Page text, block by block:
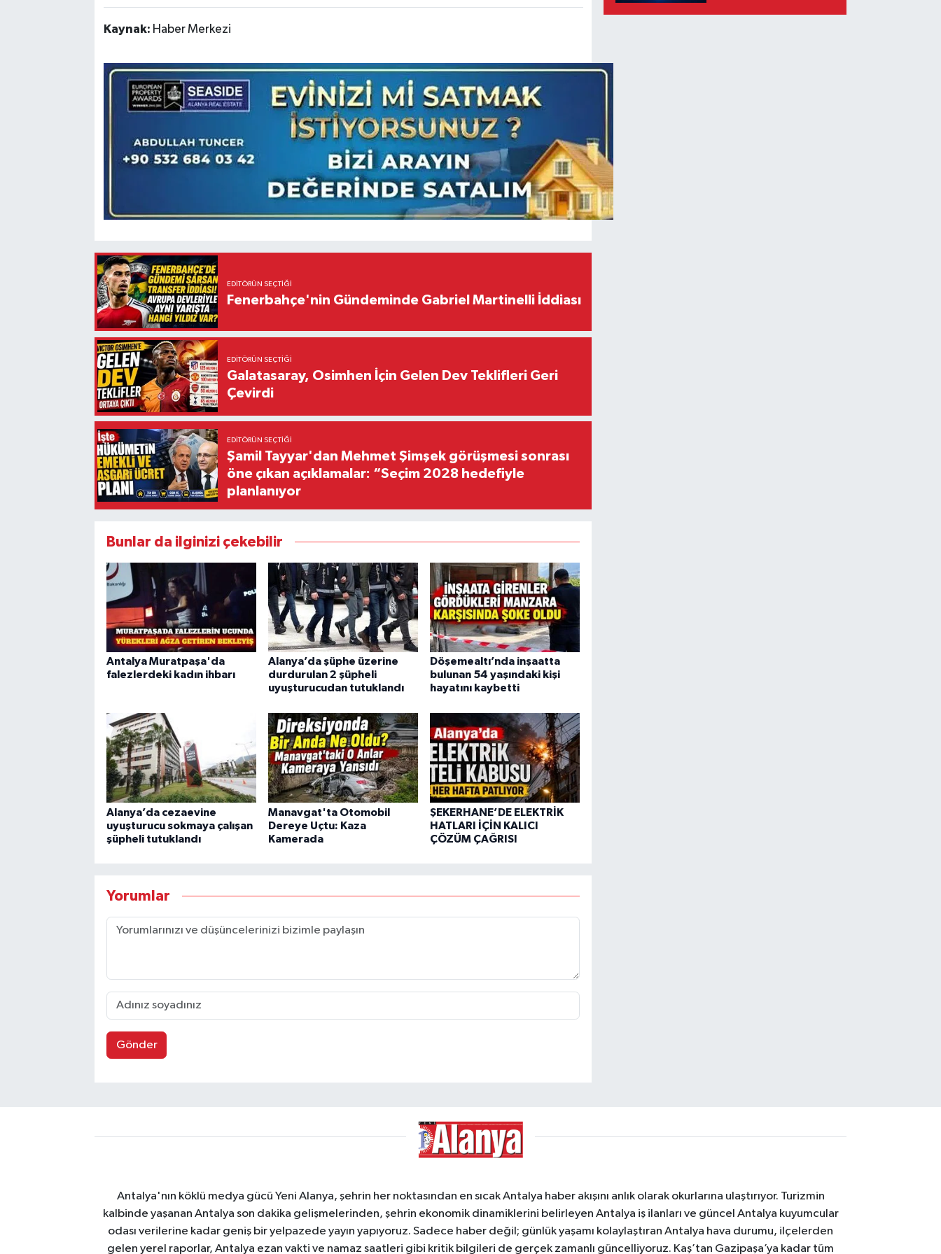
Kaynak: Haber Merkezi
EDITÖRÜN SEÇTIĞI
Fenerbahçe'nin Gündeminde Gabriel Martinelli İddiası
EDITÖRÜN SEÇTIĞI
Galatasaray, Osimhen İçin Gelen Dev Teklifleri Geri
Çevirdi
EDITÖRÜN SEÇTIĞI
Şamil Tayyar'dan Mehmet Şimşek görüşmesi sonrası
öne çıkan açıklamalar: “Seçim 2028 hedefiyle
planlanıyor
Bunlar da ilginizi çekebilir
Antalya Muratpaşa'da
falezlerdeki kadın ihbarı
Alanya’da şüphe üzerine
durdurulan 2 şüpheli
uyuşturucudan tutuklandı
Döşemealtı’nda inşaatta
bulunan 54 yaşındaki kişi
hayatını kaybetti
Alanya’da cezaevine
uyuşturucu sokmaya çalışan
şüpheli tutuklandı
Manavgat'ta Otomobil
Dereye Uçtu: Kaza
Kamerada
ŞEKERHANE’DE ELEKTRİK
HATLARI İÇİN KALICI
ÇÖZÜM ÇAĞRISI
Yorumlar
Gönder
Antalya'nın köklü medya gücü Yeni Alanya, şehrin her noktasından en sıcak Antalya haber akışını anlık olarak okurlarına ulaştırıyor. Turizmin
kalbinde yaşanan Antalya son dakika gelişmelerinden, şehrin ekonomik dinamiklerini belirleyen Antalya iş ilanları ve güncel Antalya kuyumcular
odası verilerine kadar geniş bir yelpazede yayın yapıyoruz. Sadece haber değil; günlük yaşamı kolaylaştıran Antalya hava durumu, ilçelerden
gelen yerel raporlar, Antalya ezan vakti ve namaz saatleri gibi kritik bilgileri de gerçek zamanlı güncelliyoruz. Kaş’tan Gazipaşa’ya kadar tüm